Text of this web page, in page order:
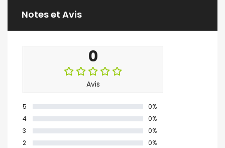
Notes et Avis
0
Avis
5
0%
4
0%
3
0%
2
0%